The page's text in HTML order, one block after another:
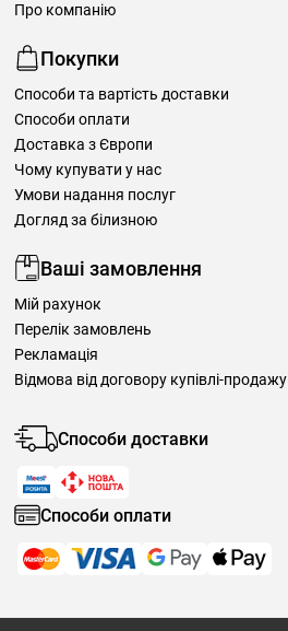
Про компанію
Покупки
Способи та вартість доставки
Способи оплати
Доставка з Європи
Чому купувати у нас
Умови надання послуг
Догляд за білизною
Ваші замовлення
Мій рахунок
Перелік замовлень
Рекламація
Відмова від договору купівлі-продажу
Способи доставки
Способи оплати